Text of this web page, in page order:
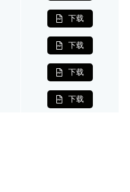
下载
下载
下载
下载